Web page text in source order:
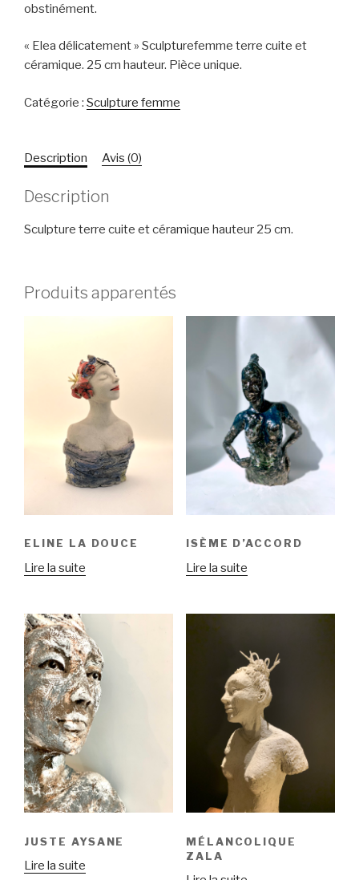
obstinément.
« Elea délicatement » Sculpturefemme terre cuite et
céramique. 25 cm hauteur. Pièce unique.
Catégorie : Sculpture femme
Description Avis (0)
Description
Sculpture terre cuite et céramique hauteur 25 cm.
Produits apparentés
ELINE LA DOUCE
Lire la suite
ISÈME D’ACCORD
Lire la suite
JUSTE AYSANE
Lire la suite
MÉLANCOLIQUE
ZALA